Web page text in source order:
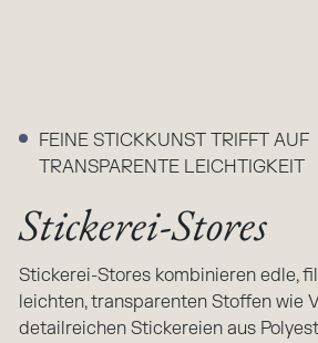
FEINE STICKKUNST TRIFFT AUF
TRANSPARENTE LEICHTIGKEIT
Stickerei-Stores
Stickerei-Stores kombinieren edle,
leichten, transparenten Stoffen wie
detailreichen Stickereien aus